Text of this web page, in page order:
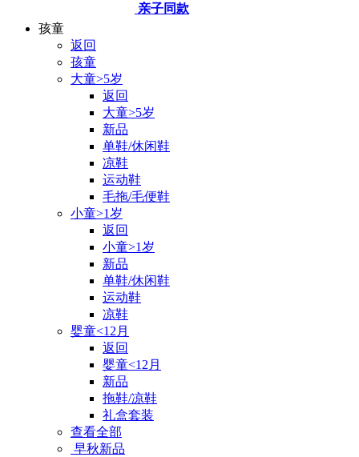
亲子同款
孩童
返回
孩童
大童>5岁
返回
大童>5岁
新品
单鞋/休闲鞋
凉鞋
运动鞋
毛拖/毛便鞋
小童>1岁
返回
小童>1岁
新品
单鞋/休闲鞋
运动鞋
凉鞋
婴童<12月
返回
婴童<12月
新品
拖鞋/凉鞋
礼盒套装
查看全部
早秋新品